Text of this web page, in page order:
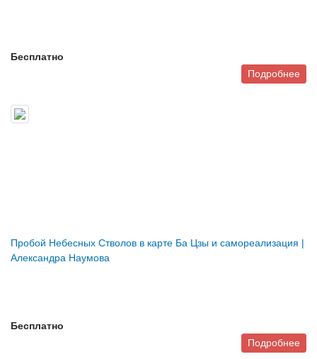
Бесплатно
Подробнее
Пробой Небесных Стволов в карте Ба Цзы и самореализация |
Александра Наумова
Бесплатно
Подробнее